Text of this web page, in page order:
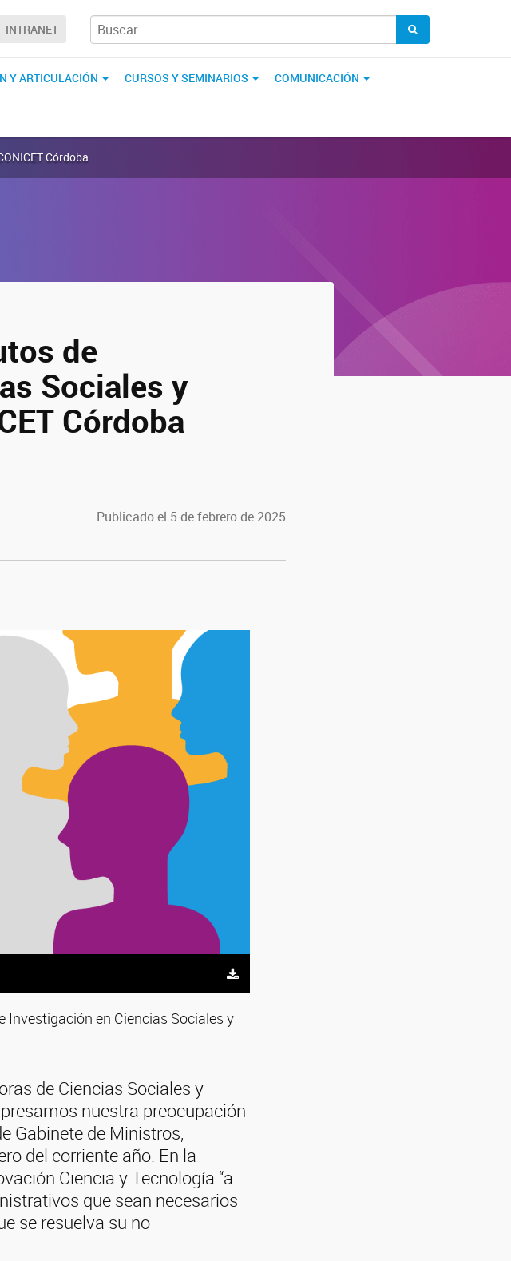
INTRANET
Y ARTICULACIÓN CURSOS Y SEMINARIOS COMUNICACIÓN
Córdoba
de
Sociales y
Córdoba
Publicado el 5 de febrero de 2025
en Ciencias Sociales y
de Ciencias Sociales y
nuestra preocupación
Gabinete de Ministros,
del corriente año. En la
Ciencia y Tecnología “a
que sean necesarios
se resuelva su no